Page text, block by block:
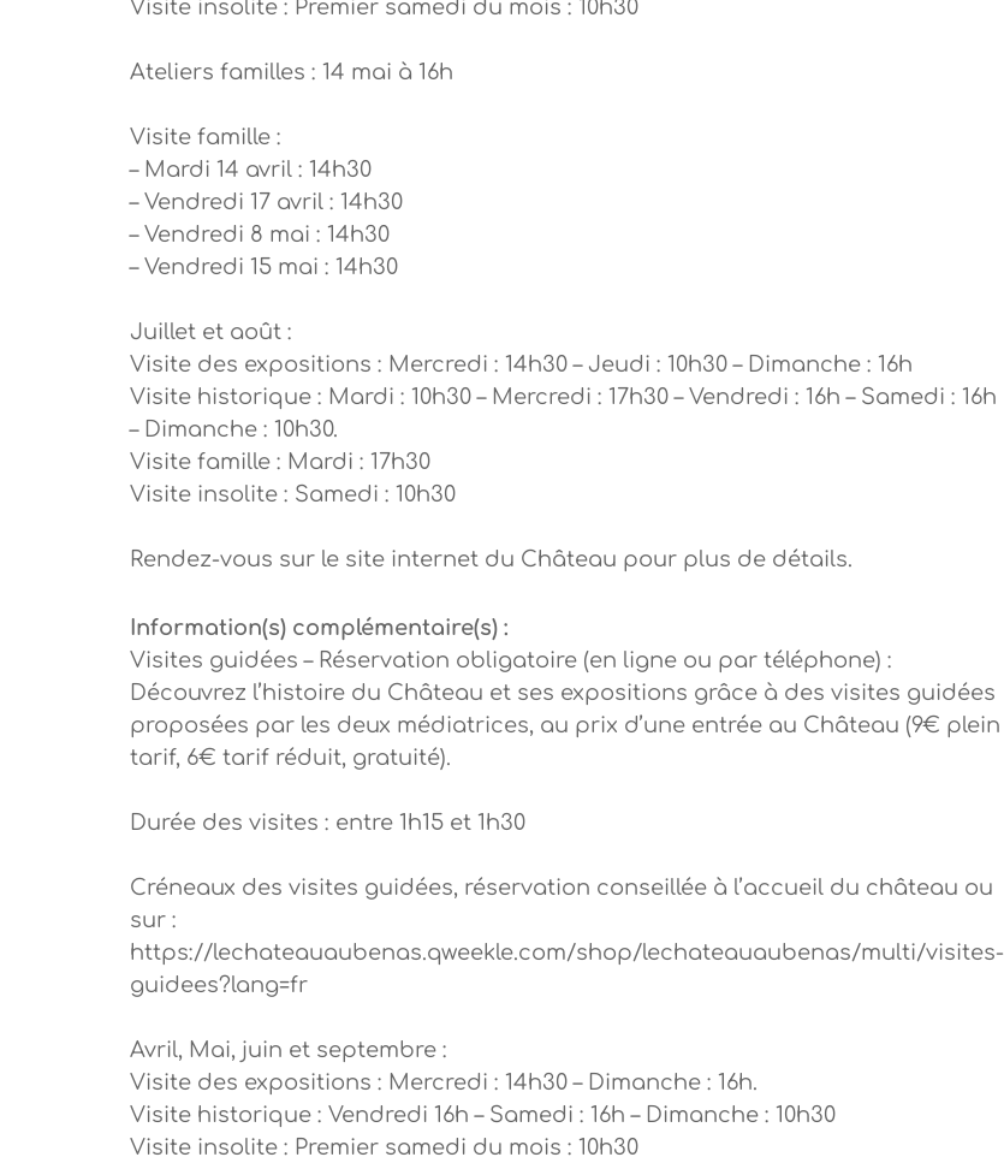
Visite insolite : Premier samedi du mois : 10h30
Ateliers familles : 14 mai à 16h
Visite famille :
– Mardi 14 avril : 14h30
– Vendredi 17 avril : 14h30
– Vendredi 8 mai : 14h30
– Vendredi 15 mai : 14h30
Juillet et août :
Visite des expositions : Mercredi : 14h30 – Jeudi : 10h30 – Dimanche : 16h
Visite historique : Mardi : 10h30 – Mercredi : 17h30 – Vendredi : 16h – Samedi : 16h
– Dimanche : 10h30.
Visite famille : Mardi : 17h30
Visite insolite : Samedi : 10h30
Rendez-vous sur le site internet du Château pour plus de détails.
Information(s) complémentaire(s) :
Visites guidées – Réservation obligatoire (en ligne ou par téléphone) :
Découvrez l’histoire du Château et ses expositions grâce à des visites guidées
proposées par les deux médiatrices, au prix d’une entrée au Château (9€ plein
tarif, 6€ tarif réduit, gratuité).
Durée des visites : entre 1h15 et 1h30
Créneaux des visites guidées, réservation conseillée à l’accueil du château ou
sur :
https://lechateauaubenas.qweekle.com/shop/lechateauaubenas/multi/visites-
guidees?lang=fr
Avril, Mai, juin et septembre :
Visite des expositions : Mercredi : 14h30 – Dimanche : 16h.
Visite historique : Vendredi 16h – Samedi : 16h – Dimanche : 10h30
Visite insolite : Premier samedi du mois : 10h30